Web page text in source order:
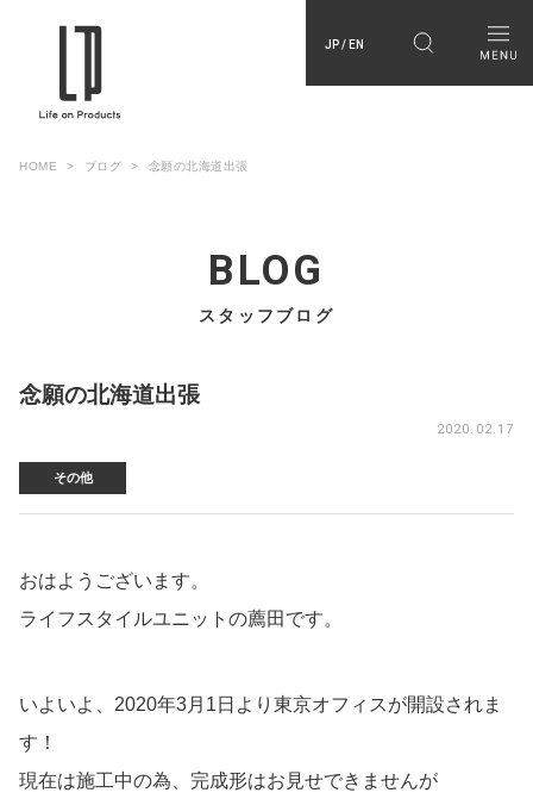
JP / EN
HOME ブログ 念願の北海道出張
BLOG
スタッフブログ
念願の北海道出張
2020.02.17
その他
おはようございます。
ライフスタイルユニットの薦田です。
いよいよ、2020年3月1日より東京オフィスが開設されま
す！
現在は施工中の為、完成形はお見せできませんが